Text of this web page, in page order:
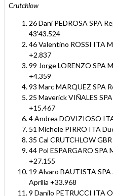
Crutchlow
26 Dani PEDROSA SPA
43'43.524
46 Valentino ROSSI ITA
+2.837
99 Jorge LORENZO SPA
+4.359
93 Marc MARQUEZ SPA
25 Maverick VIÑALES
+15.467
4 Andrea DOVIZIOSO
51 Michele PIRRO ITA
35 Cal CRUTCHLOW
44 Pol ESPARGARO SPA
+27.155
19 Alvaro BAUTISTA
Aprilia +33.968
9 Danilo PETRUCCI ITA